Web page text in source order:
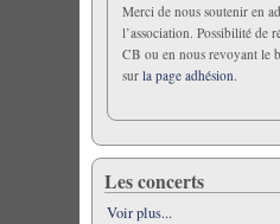
Merci de nous soutenir en
l’association. Possibilité de
CB ou en nous revoyant le
surla page adhésion.
Les concerts
Voir plus...